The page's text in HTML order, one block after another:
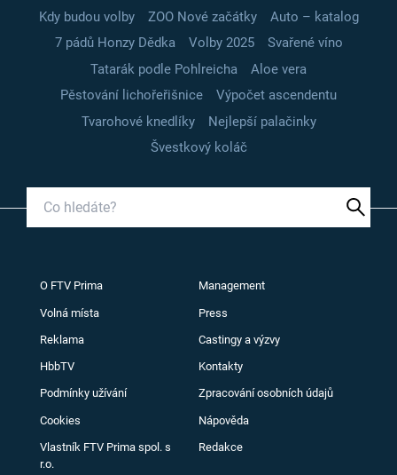
Kdy budou volby
ZOO Nové začátky
Auto – katalog
7 pádů Honzy Dědka
Volby 2025
Svařené víno
Tatarák podle Pohlreicha
Aloe vera
Pěstování lichořeřišnice
Výpočet ascendentu
Tvarohové knedlíky
Nejlepší palačinky
Švestkový koláč
O FTV Prima Management
Volná místa Press
Reklama Castingy a výzvy
HbbTV Kontakty
Podmínky užívání Zpracování osobních údajů
Cookies Nápověda
Vlastník FTV Prima spol. s
r.o.
Redakce